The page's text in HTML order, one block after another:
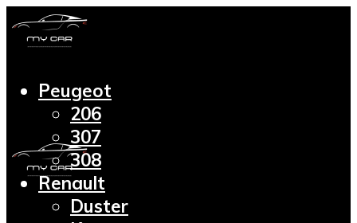
Peugeot
206
307
308
Renault
Duster